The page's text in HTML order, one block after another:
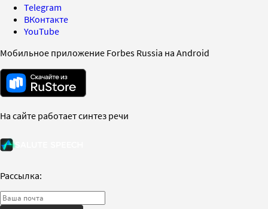
Telegram
ВКонтакте
YouTube
Мобильное приложение Forbes Russia на Android
На сайте работает синтез речи
Рассылка: